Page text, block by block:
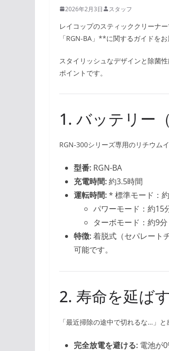
2026年2月3日 スタッフ
レイコップのスティッククリーナ
「RGN-BA」**に関するガイドをお
スタイリッシュなデザインと除菌
ポイントです。
1. バッテリー
RGN-300シリーズ専用のリチウム
型番: RGN-BA
充電時間:約3.5時間
運転時間:* 標準モード：
パワーモード：約15
ターボモード：約9分
特徴:着脱式（セパレート
可能です。
2. 寿命を延ば
「最近掃除の途中で切れるな…」
完全放電を避ける: 電池が